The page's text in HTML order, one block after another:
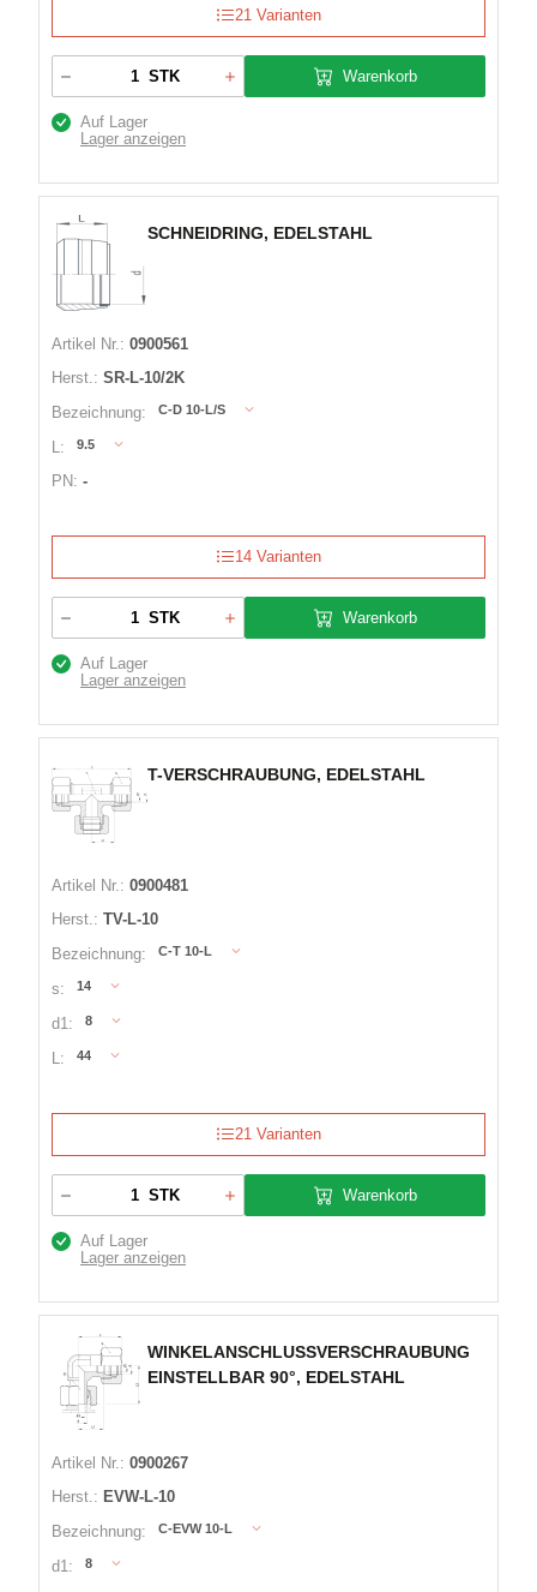
21 Varianten
STK Warenkorb
Auf Lager
Lager anzeigen
SCHNEIDRING, EDELSTAHL
Artikel Nr.: 0900561
Herst.: SR-L-10/2K
Bezeichnung:
C-D 10-L/S
L: 9.5
PN: -
14 Varianten
STK Warenkorb
Auf Lager
Lager anzeigen
T-VERSCHRAUBUNG, EDELSTAHL
Artikel Nr.: 0900481
Herst.: TV-L-10
Bezeichnung:
C-T 10-L
s: 14
d1: 8
L: 44
21 Varianten
STK Warenkorb
Auf Lager
Lager anzeigen
WINKELANSCHLUSSVERSCHRAUBUNG
EINSTELLBAR 90°, EDELSTAHL
Artikel Nr.: 0900267
Herst.: EVW-L-10
Bezeichnung:
C-EVW 10-L
d1: 8